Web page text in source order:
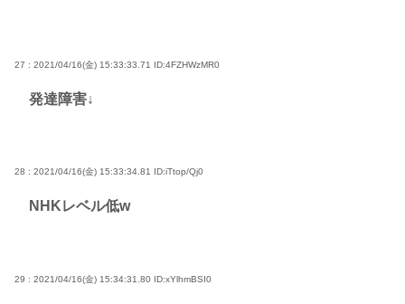
27 : 2021/04/16(金) 15:33:33.71 ID:4FZHWzMR0
発達障害↓
28 : 2021/04/16(金) 15:33:34.81 ID:iTtop/Qj0
NHKレベル低w
29 : 2021/04/16(金) 15:34:31.80 ID:xYlhmBSI0